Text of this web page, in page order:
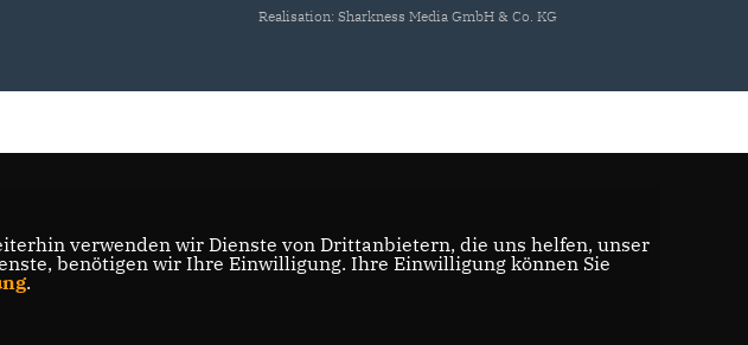
Realisation: Sharkness Media GmbH & Co. KG
verwenden wir Dienste von Drittanbietern, die uns helfen, unser
benötigen wir Ihre Einwilligung. Ihre Einwilligung können Sie
.